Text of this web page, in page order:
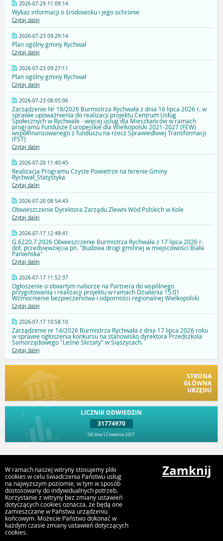
2026-07-29 11:09:14
Wykaz informacji o środowisku i jego ochronie
Czytaj dalej
2026-07-23 09:29:14
Plan ogólny gminy Rychwał
Czytaj dalej
2026-07-23 09:27:11
Plan ogólny gminy Rychwał
Czytaj dalej
2026-07-23 08:05:06
Zarządzenie Nr 18/2026 Burmistrza Rychwała z dnia 16 lipca 2026 r. w
sprawie upoważnienia do realizacji projektu Centrum Usług
Społecznych w Rychwale - więcej uslug dla Mieszkańców w ramach
programu Fundusze Europejskie dla Wielkopolski 2021-2027 (FEW)
współfinansowanego z funduszu na rzecz Sprawiedliwej Transformacji
(FST)
Czytaj dalej
2026-07-20 11:40:45
Realizacja Programu Czyste Powietrze na terenie Gminy
Rychwał_Statystyka
Czytaj dalej
2026-07-20 08:54:43
Obwieszczenie Dyrektora Zarządu Zlewni Wód Polskich w Kole
Czytaj dalej
2026-07-17 12:49:41
G.6220.7.2026 Obwieszczenie Burmistrza Rychwała z 17 lipca 2026 r.
dot. przedsięwzięcia pn. "Budowa drogi gminnej w miejscowości Biała
Panieńska"
Czytaj dalej
2026-07-17 11:52:37
Ogłoszenie o otwartym naborze na Partnera do wspólnego
przygotowania i realizacji projektu w ramach Działania 15.01
Wzmocnienie bezpieczeństwa i odporności regionalnej Wielkopolski
Czytaj dalej
2026-07-17 10:58:10
Zarządzenie nr 14/2026 Burmistrza Rychwała z dnia 17 lipca 2026 roku
w sprawie ogłoszenia konkursu na stanowisko dyrektora Przedszkola
Samorządowego "Leśne Skrzaty" w Siąszycach.
Czytaj dalej
STRONA
GŁÓWNA
URZĘDU
LICZNIK ODWIEDZIN
31774970
Od dnia 12 kwietnia 2007
Urząd Gminy i Miasta Rychwał
Plac Wolności 16, 62-570 Rychwał
W ramach naszej witryny stosujemy pliki
cookies w celu świadczenia Państwu usług
na najwyższym poziomie, w tym w sposób
dostosowany do indywidualnych potrzeb.
Korzystanie z witryny bez zmiany ustawień
dotyczących cookies oznacza, że będą one
zamieszczane w Państwa urządzeniu
końcowym. Możecie Państwo dokonać w
każdym czasie zmiany ustawień dotyczących
cookies.
Zamknij